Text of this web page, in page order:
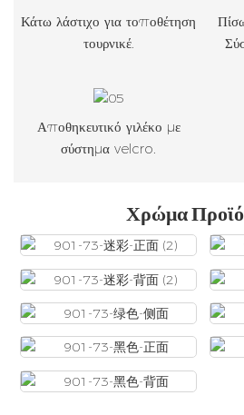
Κάτω λάστιχο για τοποθέτηση
τουρνικέ.
Αποθηκευτικό γιλέκο με
σύστημα velcro.
Χρώμα